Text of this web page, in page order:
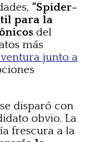
“Spider-
para la
del
más
junto a
disparó con
obvio. La
frescura a la